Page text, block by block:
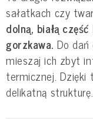
sałatkach czy
dolną, białą
gorzkawa. Do
mieszaj ich zbyt
termicznej. Dzięki
delikatną strukturę.